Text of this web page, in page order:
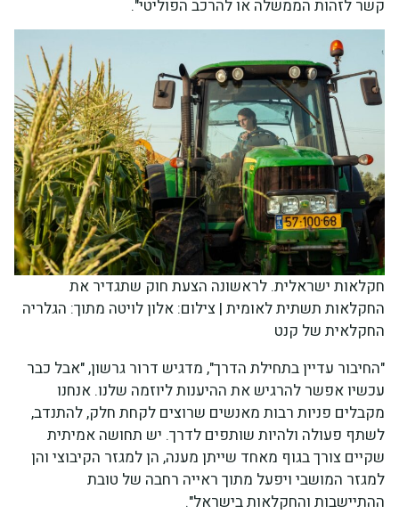
קשר לזהות הממשלה או להרכב הפוליטי".
חקלאות ישראלית. לראשונה הצעת חוק שתגדיר את
החקלאות תשתית לאומית | צילום: אלון לויטה מתוך: הגלריה
החקלאית של קנט
"החיבור עדיין בתחילת הדרך", מדגיש דרור גרשון, "אבל כבר
עכשיו אפשר להרגיש את ההיענות ליוזמה שלנו. אנחנו
מקבלים פניות רבות מאנשים שרוצים לקחת חלק, להתנדב,
לשתף פעולה ולהיות שותפים לדרך. יש תחושה אמיתית
שקיים צורך בגוף מאחד שייתן מענה, הן למגזר הקיבוצי והן
למגזר המושבי ויפעל מתוך ראייה רחבה של טובת
ההתיישבות והחקלאות בישראל".